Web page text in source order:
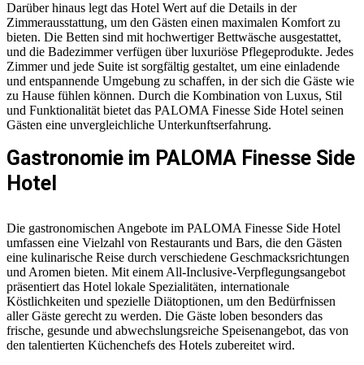
Darüber hinaus legt das Hotel Wert auf die Details in der
Zimmerausstattung, um den Gästen einen maximalen Komfort zu
bieten. Die Betten sind mit hochwertiger Bettwäsche ausgestattet,
und die Badezimmer verfügen über luxuriöse Pflegeprodukte. Jedes
Zimmer und jede Suite ist sorgfältig gestaltet, um eine einladende
und entspannende Umgebung zu schaffen, in der sich die Gäste wie
zu Hause fühlen können. Durch die Kombination von Luxus, Stil
und Funktionalität bietet das PALOMA Finesse Side Hotel seinen
Gästen eine unvergleichliche Unterkunftserfahrung.
Gastronomie im PALOMA Finesse Side
Hotel
Die gastronomischen Angebote im PALOMA Finesse Side Hotel
umfassen eine Vielzahl von Restaurants und Bars, die den Gästen
eine kulinarische Reise durch verschiedene Geschmacksrichtungen
und Aromen bieten. Mit einem All-Inclusive-Verpflegungsangebot
präsentiert das Hotel lokale Spezialitäten, internationale
Köstlichkeiten und spezielle Diätoptionen, um den Bedürfnissen
aller Gäste gerecht zu werden. Die Gäste loben besonders das
frische, gesunde und abwechslungsreiche Speisenangebot, das von
den talentierten Küchenchefs des Hotels zubereitet wird.